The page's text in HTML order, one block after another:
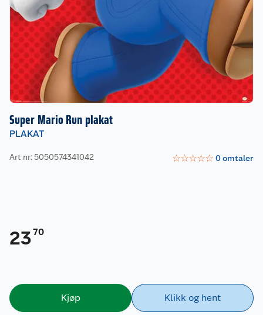
Super Mario Run plakat
PLAKAT
Art nr: 5050574341042 ☆☆☆☆☆ 0omtaler
2370
Kjøp Klikk og hent